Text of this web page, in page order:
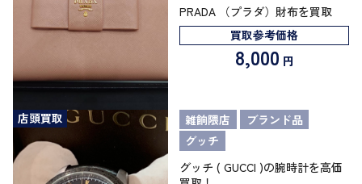
PRADA （プラダ）財布を買取
買取参考価格
8,000 円
店頭買取 雑餉隈店
ブランド品
グッチ
グッチ ( GUCCI )の腕時計を高価